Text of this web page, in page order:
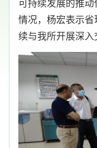
可持续发展的推动
情况，杨宏表示省
续与我所开展深入